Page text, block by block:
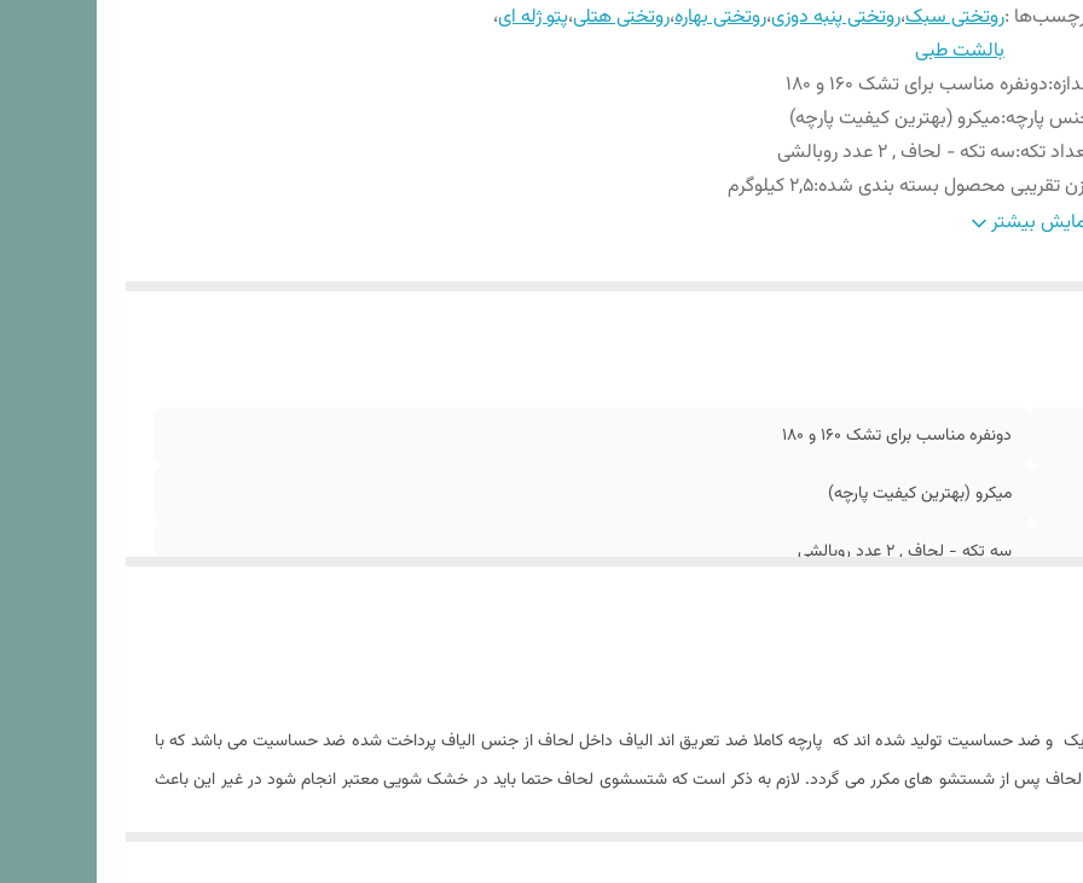
:روتختی سبک،روتختی پنبه دوزی،روتختی بهاره،روتختی هتلی،پتو ژله ای،
بالشت طبی
:دونفره مناسب برای تشک 160 و 180
پارچه:میکرو (بهترین کیفیت پارچه)
تکه:سه تکه - لحاف , 2 عدد روبالشی
تقریبی محصول بسته بندی شده:2,5 کیلوگرم
روبالشی:2 عدد
دستورالعمل شستشو
دارد
بیشتر
دونفره مناسب برای تشک 160 و 180
میکرو (بهترین کیفیت پارچه)
سه تکه - لحاف , 2 عدد روبالشی
پاکتی پنبه دوزی (قاب دار)
یک و ضد حساسیت تولید شده اند که پارچه کاملا ضد تعریق اند الیاف داخل لحاف از جنس الیاف پرداخت شده ضد حساسیت می باشد که با
لحاف پس از شستشو های مکرر می گردد. لازم به ذکر است که شتسشوی لحاف حتما باید در خشک شویی معتبر انجام شود در غیر این باعث